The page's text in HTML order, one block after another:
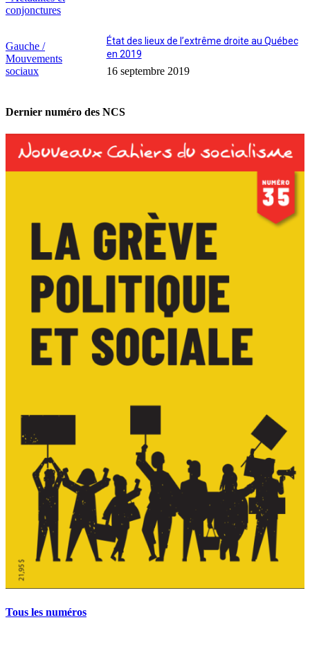
conjonctures
Gauche /
Mouvements
sociaux
État des lieux de l’extrême droite au Québec
en 2019
16 septembre 2019
Dernier numéro des NCS
Tous les numéros